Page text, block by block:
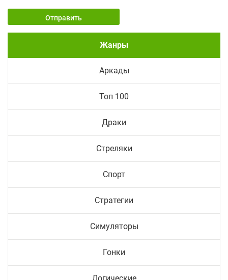
Отправить
Жанры
Аркады
Топ 100
Драки
Стреляки
Спорт
Стратегии
Симуляторы
Гонки